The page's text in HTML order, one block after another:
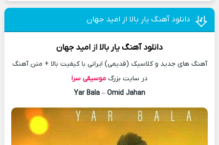
دانلود آهنگ یار بالا از امید جهان
دانلود آهنگیار بالاازامید جهان
آهنگ های جدید و کلاسیک (قدیمی) ایرانی با کیفیت بالا + متن آهنگ
در سایت بزرگ موسیقی سرا
Yar Bala – Omid Jahan